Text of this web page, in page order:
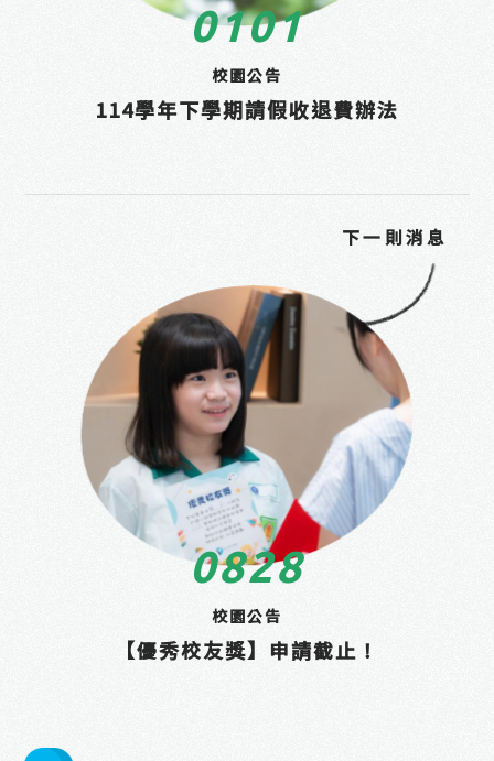
0101
校園公告
114學年下學期請假收退費辦法
0828
校園公告
【優秀校友獎】申請截止！